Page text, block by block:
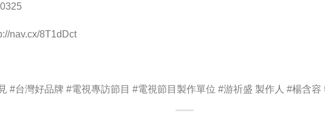
nav.cx/8T1dDct
#台灣好品牌 #電視專訪節目 #電視節目製作單位 #游祈盛 製作人 #楊含容